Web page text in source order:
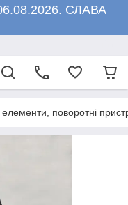
СЛАВА
елементи, поворотні